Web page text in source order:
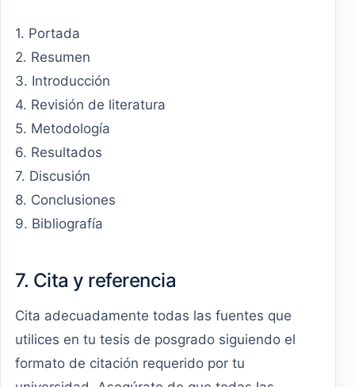
1. Portada
2. Resumen
3. Introducción
4. Revisión de literatura
5. Metodología
6. Resultados
7. Discusión
8. Conclusiones
9. Bibliografía
7. Cita y referencia
Cita adecuadamente todas las fuentes que
utilices en tu tesis de posgrado siguiendo el
formato de citación requerido por tu